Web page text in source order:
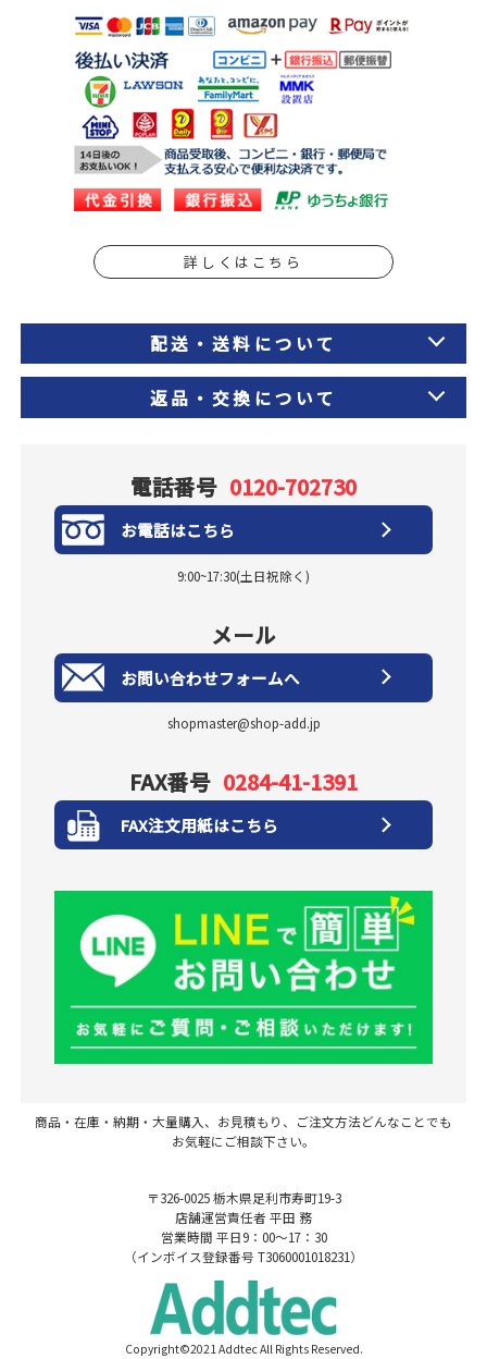
詳しくはこちら
配送・送料について
返品・交換について
電話番号 0120-702730
お電話はこちら
9:00~17:30(土日祝除く)
メール
お問い合わせフォームへ
shopmaster@shop-add.jp
FAX番号 0284-41-1391
FAX注文用紙はこちら
商品・在庫・納期・大量購入、お見積もり、ご注文方法どんなことでも
お気軽にご相談下さい。
〒326-0025 栃木県足利市寿町19-3
店舗運営責任者 平田 務
営業時間 平日9：00～17：30
（インボイス登録番号 T3060001018231）
Copyright©2021 Addtec All Rights Reserved.